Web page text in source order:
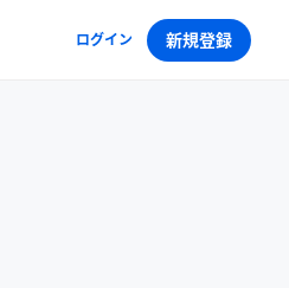
ログイン 新規登録